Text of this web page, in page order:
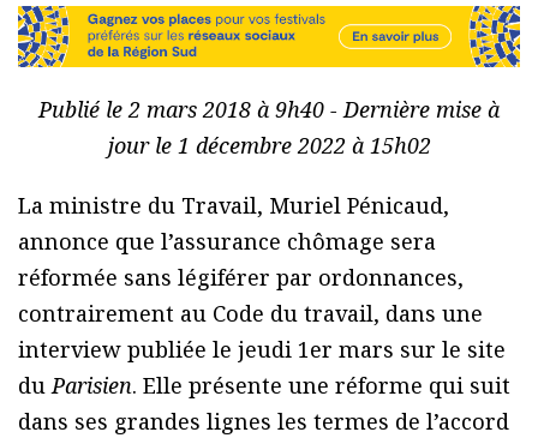
Publié le 2 mars 2018 à 9h40 - Dernière mise à
jour le 1 décembre 2022 à 15h02
La ministre du Travail, Muriel Pénicaud,
annonce que l’assurance chômage sera
réformée sans légiférer par ordonnances,
contrairement au Code du travail, dans une
interview publiée le jeudi 1er mars sur le site
duParisien. Elle présente une réforme qui suit
dans ses grandes lignes les termes de l’accord